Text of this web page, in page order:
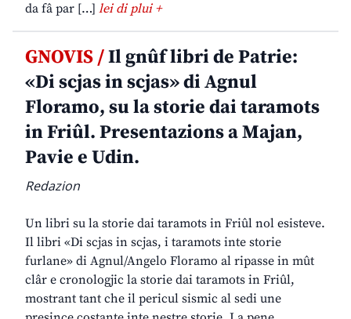
da fâ par […] lei di plui +
GNOVIS /Il gnûf libri de Patrie:
«Di scjas in scjas» di Agnul
Floramo, su la storie dai taramots
in Friûl. Presentazions a Majan,
Pavie e Udin.
Redazion
Un libri su la storie dai taramots in Friûl nol esisteve.
Il libri «Di scjas in scjas, i taramots inte storie
furlane» di Agnul/Angelo Floramo al ripasse in mût
clâr e cronologjic la storie dai taramots in Friûl,
mostrant tant che il pericul sismic al sedi une